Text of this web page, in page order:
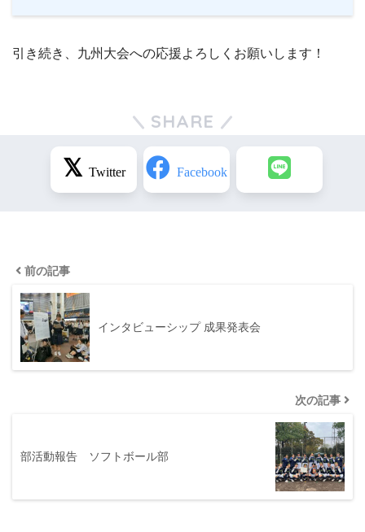
引き続き、九州大会への応援よろしくお願いします！
SHARE
前の記事
インタビューシップ 成果発表会
次の記事
部活動報告 ソフトボール部